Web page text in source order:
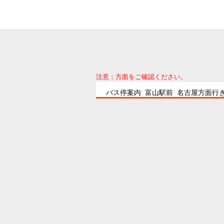
注意：方面をご確認ください。
バス停案内 富山駅前 名古屋方面行